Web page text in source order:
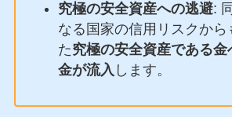
究極の安全資産への逃避:
なる国家の信用リスクから
た究極の安全資産である金
金が流入 します。